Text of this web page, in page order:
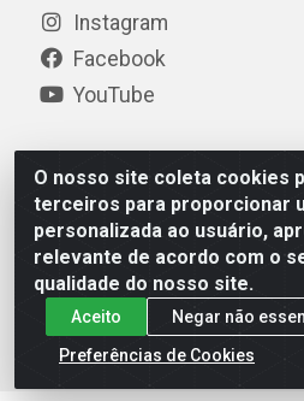
O nosso site coleta cookies
terceiros para proporcionar
personalizada ao usuário,
relevante de acordo com o
qualidade do nosso site.
Aceito
Negar não
Preferências de Cookies
Instagram
Facebook
YouTube
Distac Distribuidora - Av.
- Jardim Petrópolis - Maceió/AL
08.072.649/